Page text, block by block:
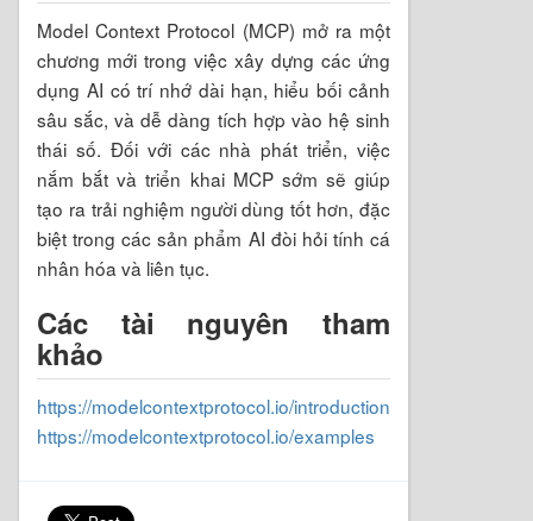
Model Context Protocol (MCP) mở ra một
chương mới trong việc xây dựng các ứng
dụng AI có trí nhớ dài hạn, hiểu bối cảnh
sâu sắc, và dễ dàng tích hợp vào hệ sinh
thái số. Đối với các nhà phát triển, việc
nắm bắt và triển khai MCP sớm sẽ giúp
tạo ra trải nghiệm người dùng tốt hơn, đặc
biệt trong các sản phẩm AI đòi hỏi tính cá
nhân hóa và liên tục.
Các tài nguyên tham
khảo
https://modelcontextprotocol.io/introduction
https://modelcontextprotocol.io/examples